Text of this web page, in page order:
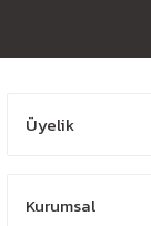
Üyelik
Kurumsal